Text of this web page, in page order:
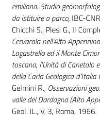
emiliano. Studio
da istituire a parco, IBC-
Chicchi S., Plesi G., Il
Cervarola nell'Alto
Lagastrello ed il Monte
toscana, l'Unità di Canetolo
della Carla Geologica d'Italia
Gelmini R., Osservazioni
valle del Dardagna (Alto
Geol. IL., V, 3, Roma, 1966.